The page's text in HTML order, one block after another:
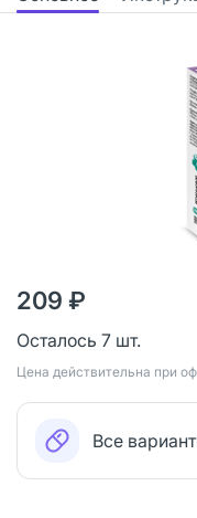
209 ₽
Осталось 7 шт.
Цена действительна при
Все